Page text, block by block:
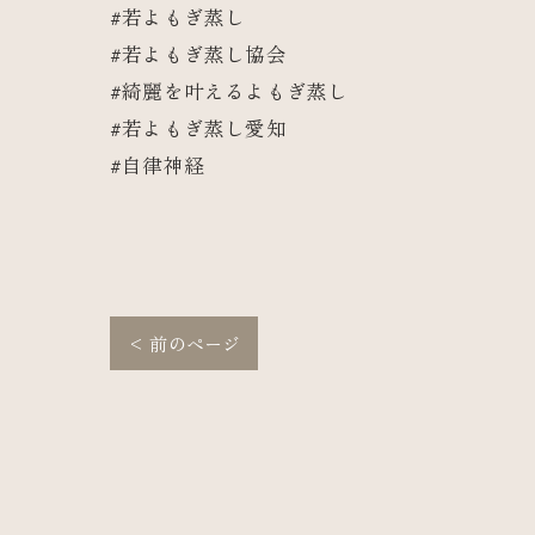
#若よもぎ蒸し
#若よもぎ蒸し協会
#綺麗を叶えるよもぎ蒸し
#若よもぎ蒸し愛知
#自律神経
< 前のページ